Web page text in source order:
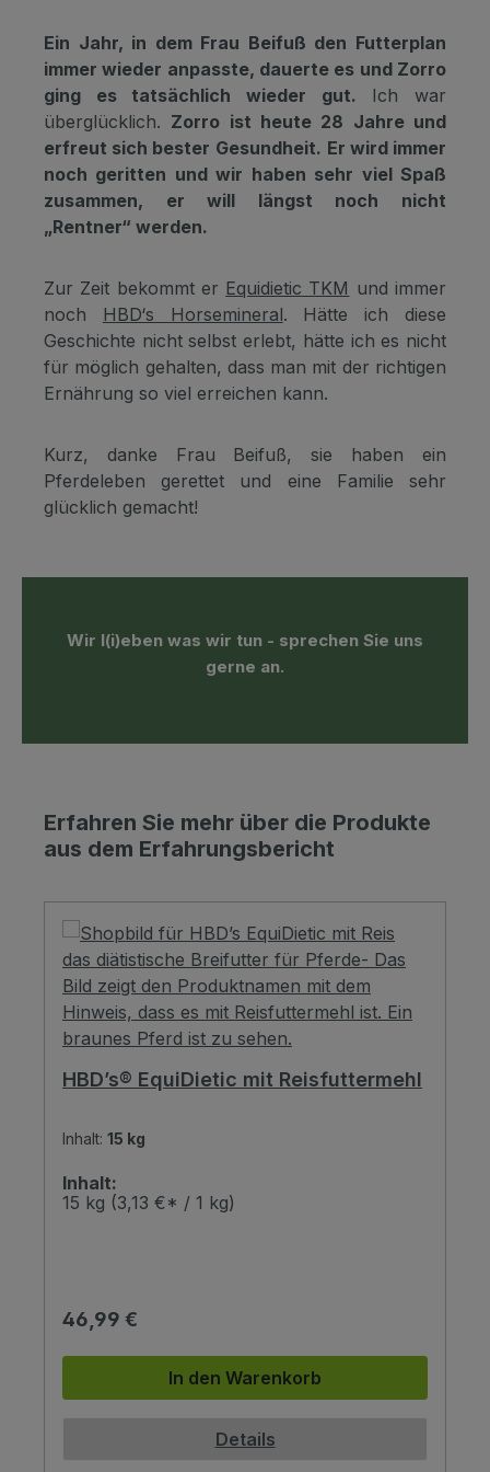
Ein Jahr, in dem Frau Beifuß den Futterplan
immer wieder anpasste, dauerte es und Zorro
ging es tatsächlich wieder gut. Ich war
überglücklich. Zorro ist heute 28 Jahre und
erfreut sich bester Gesundheit. Er wird immer
noch geritten und wir haben sehr viel Spaß
zusammen, er will längst noch nicht
„Rentner“ werden.
Zur Zeit bekommt er Equidietic TKM und immer
noch HBD‘s Horsemineral. Hätte ich diese
Geschichte nicht selbst erlebt, hätte ich es nicht
für möglich gehalten, dass man mit der richtigen
Ernährung so viel erreichen kann.
Kurz, danke Frau Beifuß, sie haben ein
Pferdeleben gerettet und eine Familie sehr
glücklich gemacht!
Wir l(i)eben was wir tun - sprechen Sie uns
gerne an.
Erfahren Sie mehr über die Produkte
aus dem Erfahrungsbericht
Inhalt:
In den Warenkorb